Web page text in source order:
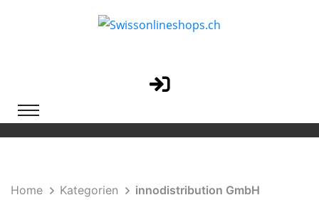
Home Kategorien
innodistribution GmbH